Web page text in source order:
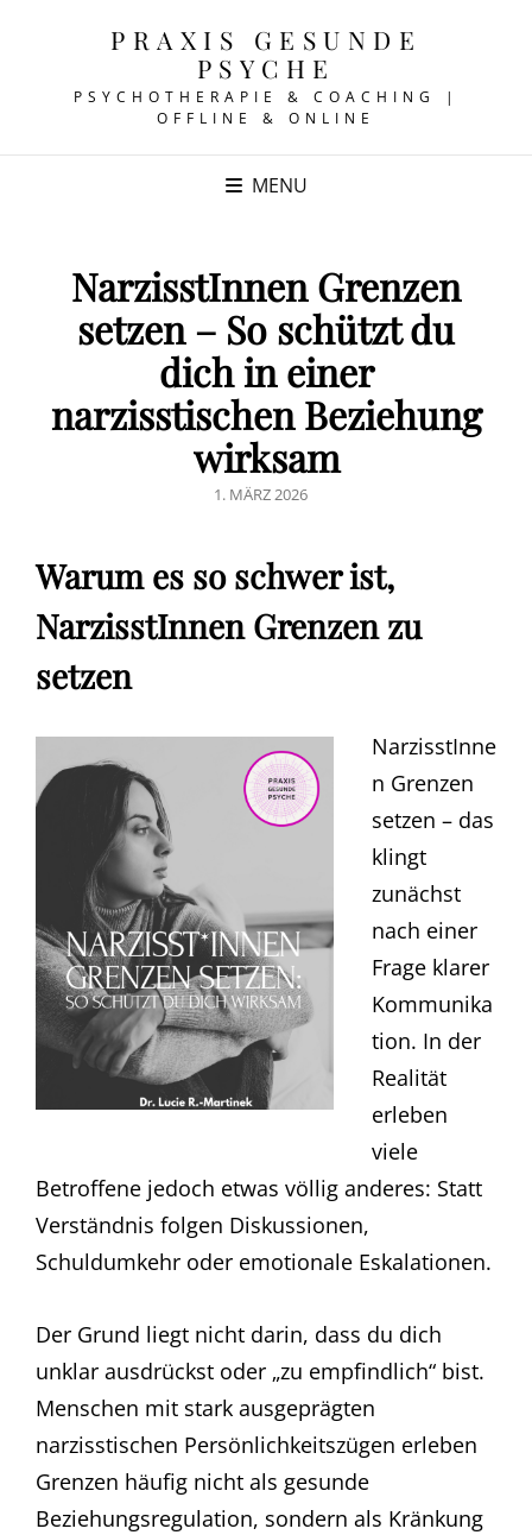
PRAXIS GESUNDE
PSYCHE
PSYCHOTHERAPIE & COACHING |
OFFLINE & ONLINE
MENU
NarzisstInnen Grenzen
setzen – So schützt du
dich in einer
narzisstischen Beziehung
wirksam
POSTED
1. MÄRZ 2026
Warum es so schwer ist,
NarzisstInnen Grenzen zu
setzen
NarzisstInne
n Grenzen
setzen – das
klingt
zunächst
nach einer
Frage klarer
Kommunika
tion. In der
Realität
erleben
viele
Betroffene jedoch etwas völlig anderes: Statt
Verständnis folgen Diskussionen,
Schuldumkehr oder emotionale Eskalationen.
Der Grund liegt nicht darin, dass du dich
unklar ausdrückst oder „zu empfindlich“ bist.
Menschen mit stark ausgeprägten
narzisstischen Persönlichkeitszügen erleben
Grenzen häufig nicht als gesunde
Beziehungsregulation, sondern als Kränkung